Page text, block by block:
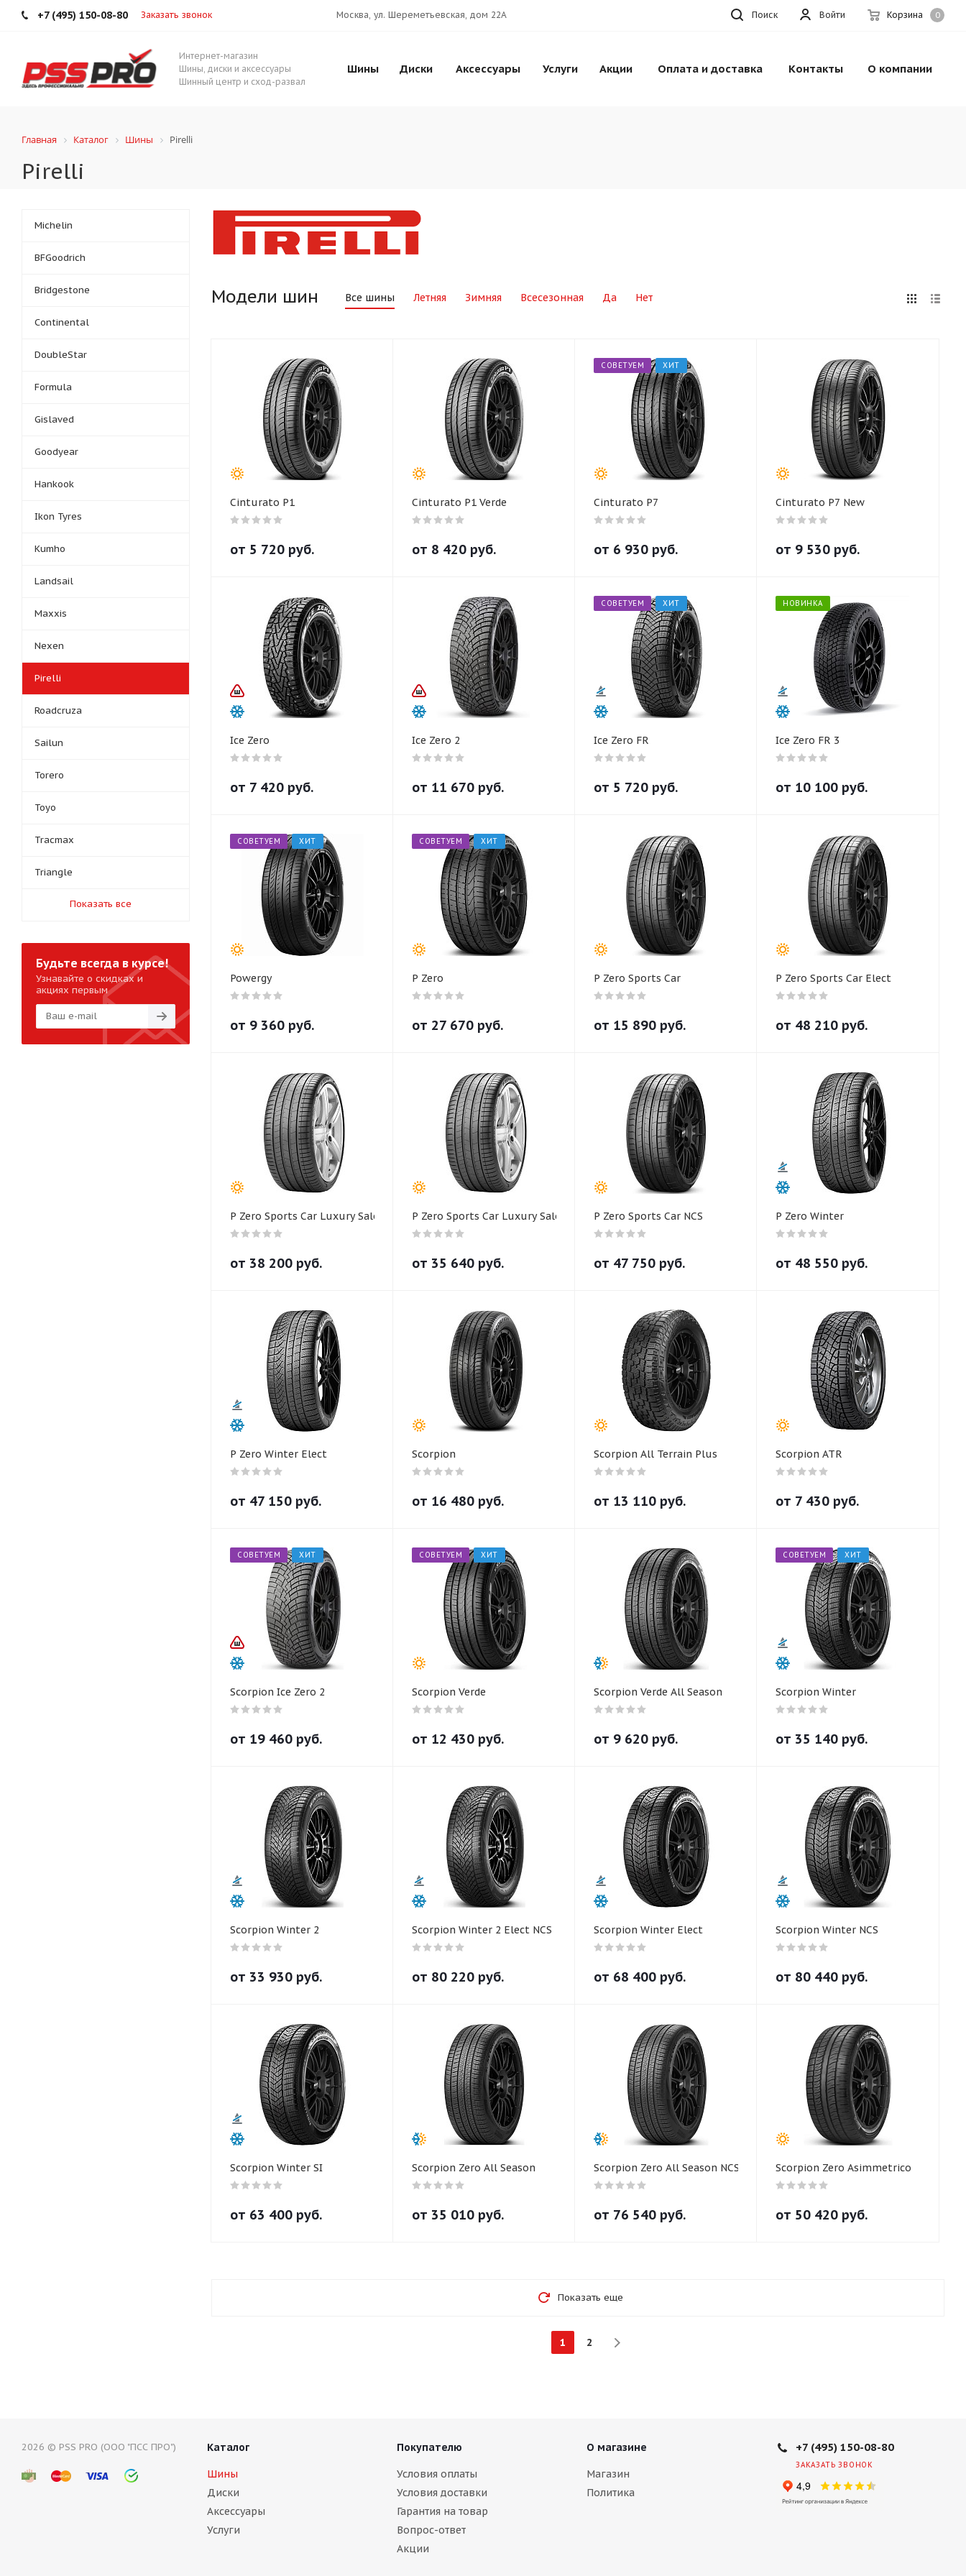
+7 (495) 150-08-80 Заказать звонок Корзина 0
Войти
Москва, ул. Шереметьевская, дом 22А Поиск
Интернет-магазин
Шины, диски и аксессуары
Шинный центр и сход-развал
Шины Диски Аксессуары Услуги Акции Оплата и доставка Контакты О компании
Главная Каталог Шины Pirelli
Pirelli
Модели шин Все шины Летняя Зимняя Всесезонная Да Нет
Cinturato P1
от 5 720 руб.
Cinturato P1 Verde
от 8 420 руб.
СОВЕТУЕМ ХИТ
Cinturato P7
от 6 930 руб.
Cinturato P7 New
от 9 530 руб.
Ice Zero
от 7 420 руб.
Ice Zero 2
от 11 670 руб.
СОВЕТУЕМ ХИТ
Ice Zero FR
от 5 720 руб.
НОВИНКА
Ice Zero FR 3
от 10 100 руб.
СОВЕТУЕМ ХИТ
Powergy
от 9 360 руб.
СОВЕТУЕМ ХИТ
P Zero
от 27 670 руб.
P Zero Sports Car
от 15 890 руб.
P Zero Sports Car Elect
от 48 210 руб.
P Zero Sports Car Luxury Saloon
от 38 200 руб.
P Zero Sports Car Luxury Saloon NCS
от 35 640 руб.
P Zero Sports Car NCS
от 47 750 руб.
P Zero Winter
от 48 550 руб.
P Zero Winter Elect
от 47 150 руб.
Scorpion
от 16 480 руб.
Scorpion All Terrain Plus
от 13 110 руб.
Scorpion ATR
от 7 430 руб.
СОВЕТУЕМ ХИТ
Scorpion Ice Zero 2
от 19 460 руб.
СОВЕТУЕМ ХИТ
Scorpion Verde
от 12 430 руб.
Scorpion Verde All Season
от 9 620 руб.
СОВЕТУЕМ ХИТ
Scorpion Winter
от 35 140 руб.
Scorpion Winter 2
от 33 930 руб.
Scorpion Winter 2 Elect NCS
от 80 220 руб.
Scorpion Winter Elect
от 68 400 руб.
Scorpion Winter NCS
от 80 440 руб.
Scorpion Winter SI
от 63 400 руб.
Scorpion Zero All Season
от 35 010 руб.
Scorpion Zero All Season NCS
от 76 540 руб.
Scorpion Zero Asimmetrico
от 50 420 руб.
Показать еще
1 2
Michelin
BFGoodrich
Bridgestone
Continental
DoubleStar
Formula
Gislaved
Goodyear
Hankook
Ikon Tyres
Kumho
Landsail
Maxxis
Nexen
Pirelli
Roadcruza
Sailun
Torero
Toyo
Tracmax
Triangle
Показать все
Будьте всегда в курсе!
Узнавайте о скидках и
акциях первым
2026 © PSS PRO (ООО "ПСС ПРО") Каталог
Шины
Диски
Аксессуары
Услуги
Покупателю
Условия оплаты
Условия доставки
Гарантия на товар
Вопрос-ответ
Акции
О магазине
Магазин
Политика
+7 (495) 150-08-80
ЗАКАЗАТЬ ЗВОНОК